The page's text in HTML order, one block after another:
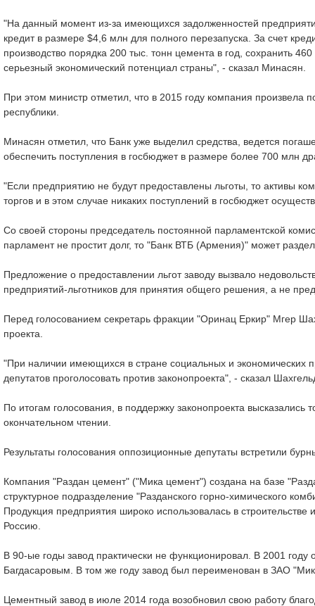
"На данный момент из-за имеющихся задолженностей
кредит в размере $4,6 млн для полного перезапуска. За счет
производство порядка 200 тыс. тонн цемента в год, сохранить
серьезный экономический потенциал страны", - сказал Минасян.
При этом министр отметил, что в 2015 году компания произвела
республики.
Минасян отметил, что Банк уже выделил средства, ведется
обеспечить поступления в госбюджет в размере более 700 млн
"Если предприятию не будут предоставлены льготы, то активы
торгов и в этом случае никаких поступлений в госбюджет
Со своей стороны председатель постоянной парламентской
парламент не простит долг, то "Банк ВТБ (Армения)" может
Предложение о предоставлении льгот заводу вызвало
предприятий-льготников для принятия общего решения, а не
Перед голосованием секретарь фракции "Оринац Еркир" Мгер
проекта.
"При наличии имеющихся в стране социальных и
депутатов проголосовать против законопроекта", - сказал
По итогам голосования, в поддержку законопроекта высказались
окончательном чтении.
Результаты голосования оппозиционные депутаты встретили
Компания "Раздан цемент" ("Мика цемент") создана на базе
структурное подразделение "Разданского горно-химического
Продукция предприятия широко использовалась в строительстве
Россию.
В 90-ые годы завод практически не функционировал. В 2001
Багдасаровым. В том же году завод был переименован в ЗАО
Цементный завод в июле 2014 года возобновил свою работу